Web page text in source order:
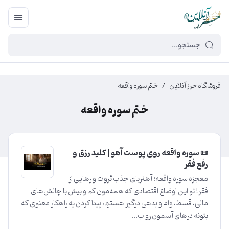
449f43cf-3da2-4422-bb12-2566cb5b8b05
فروشگاه حرز آنلاین / ختم سوره واقعه
ختم سوره واقعه
📜 سوره واقعه روی پوست آهو | کلید رزق و
رفع فقر
معجزه سوره واقعه؛ آهنربای جذب ثروت و رهایی از
فقر! تو این اوضاع اقتصادی که همه‌مون کم و بیش با چالش‌های
مالی، قسط، وام و بدهی درگیر هستیم، پیدا کردن یه راهکار معنوی که
بتونه درهای آسمون رو ب...